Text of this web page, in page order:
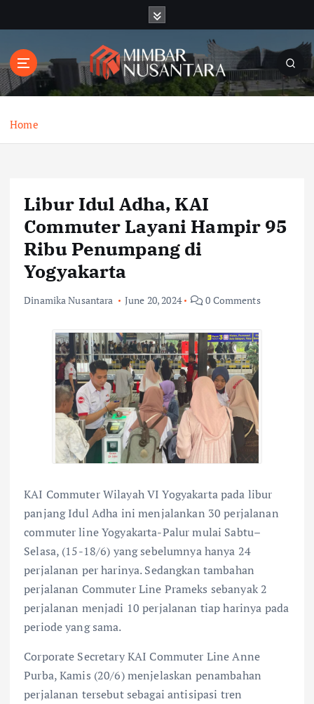
t
o
Home
Libur Idul Adha, KAI
Commuter Layani Hampir 95
Ribu Penumpang di
Yogyakarta
Dinamika Nusantara June 20, 2024 0 Comments
KAI Commuter Wilayah VI Yogyakarta pada libur
panjang Idul Adha ini menjalankan 30 perjalanan
commuter line Yogyakarta-Palur mulai Sabtu–
Selasa, (15-18/6) yang sebelumnya hanya 24
perjalanan per harinya. Sedangkan tambahan
perjalanan Commuter Line Prameks sebanyak 2
perjalanan menjadi 10 perjalanan tiap harinya pada
periode yang sama.
Corporate Secretary KAI Commuter Line Anne
Purba, Kamis (20/6) menjelaskan penambahan
perjalanan tersebut sebagai antisipasi tren